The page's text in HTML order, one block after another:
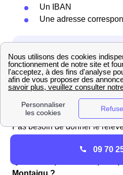
Un IBAN
Une adresse
Pas besoin de donner le
09 70